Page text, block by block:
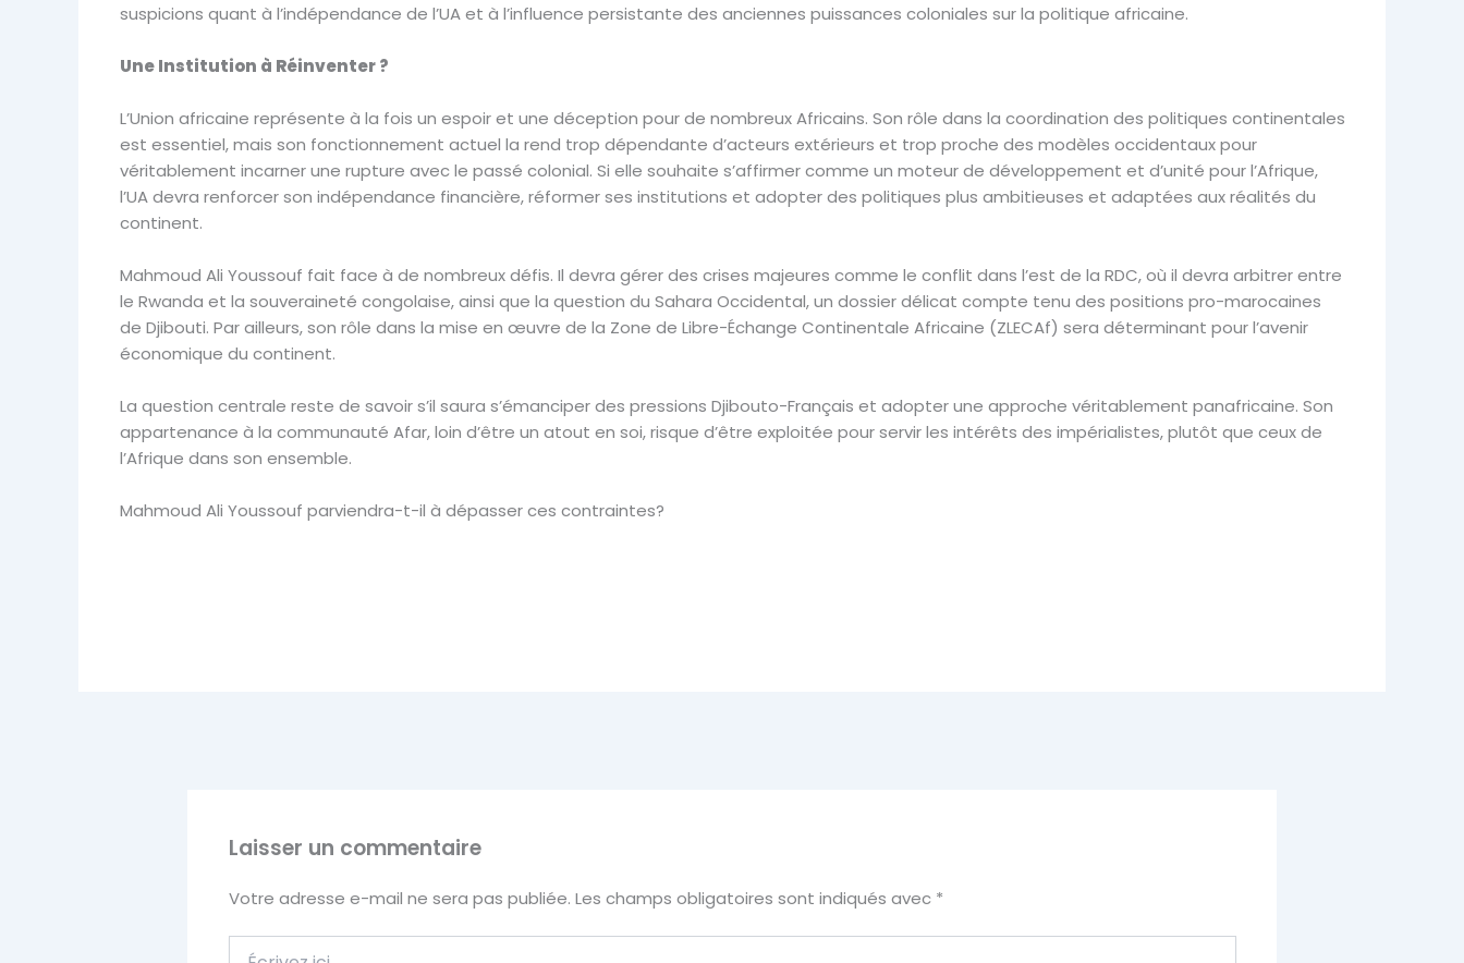
suspicions quant à l’indépendance de l’UA et à l’influence persistante des anciennes puissances coloniales sur la politique africaine.
Une Institution à Réinventer ?
L’Union africaine représente à la fois un espoir et une déception pour de nombreux Africains. Son rôle dans la coordination des politiques continentales
est essentiel, mais son fonctionnement actuel la rend trop dépendante d’acteurs extérieurs et trop proche des modèles occidentaux pour
véritablement incarner une rupture avec le passé colonial. Si elle souhaite s’affirmer comme un moteur de développement et d’unité pour l’Afrique,
l’UA devra renforcer son indépendance financière, réformer ses institutions et adopter des politiques plus ambitieuses et adaptées aux réalités du
continent.
Mahmoud Ali Youssouf fait face à de nombreux défis. Il devra gérer des crises majeures comme le conflit dans l’est de la RDC, où il devra arbitrer entre
le Rwanda et la souveraineté congolaise, ainsi que la question du Sahara Occidental, un dossier délicat compte tenu des positions pro-marocaines
de Djibouti. Par ailleurs, son rôle dans la mise en œuvre de la Zone de Libre-Échange Continentale Africaine (ZLECAf) sera déterminant pour l’avenir
économique du continent.
La question centrale reste de savoir s’il saura s’émanciper des pressions Djibouto-Français et adopter une approche véritablement panafricaine. Son
appartenance à la communauté Afar, loin d’être un atout en soi, risque d’être exploitée pour servir les intérêts des impérialistes, plutôt que ceux de
l’Afrique dans son ensemble.
Mahmoud Ali Youssouf parviendra-t-il à dépasser ces contraintes?
Laisser un commentaire
Votre adresse e-mail ne sera pas publiée. Les champs obligatoires sont indiqués avec *